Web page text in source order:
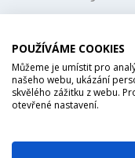
POUŽÍVÁME COOKIES
Můžeme je umístit pro
našeho webu, ukázání
skvělého zážitku z webu.
otevřené nastavení.